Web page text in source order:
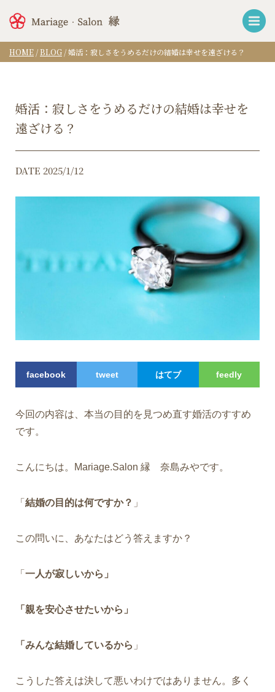
HOME /BLOG /婚活：寂しさをうめるだけの結婚は幸せを遠ざける？
婚活：寂しさをうめるだけの結婚は幸せを
遠ざける？
DATE 2025/1/12
facebook tweet はてブ feedly
今回の内容は、本当の目的を見つめ直す婚活のすすめ
です。
こんにちは。Mariage.Salon 縁 奈島みやです。
「 結婚の目的は何ですか？ 」
この問いに、あなたはどう答えますか？
「 一人が寂しいから」
「親を安心させたいから」
「みんな結婚しているから 」
こうした答えは決して悪いわけではありません。多く